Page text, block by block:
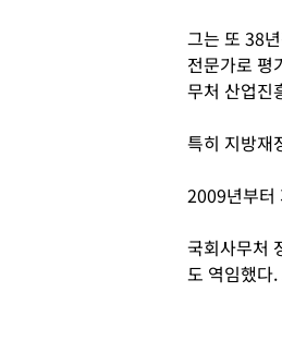
그는 또 38
전문가로 평
무처 산업진
특히 지방재
2009년부터
국회사무처
도 역임했다